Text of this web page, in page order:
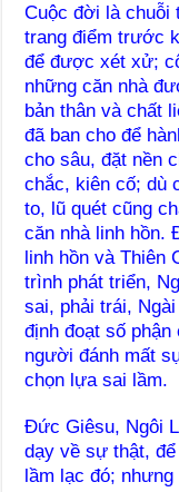
Cuộc đời là chuỗi
trang điểm trước
để được xét xử;
những căn nhà
bản thân và chất
đã ban cho để
cho sâu, đặt nền
chắc, kiên cố; dù
to, lũ quét cũng
căn nhà linh hồn.
linh hồn và Thiên
trình phát triển,
sai, phải trái,
định đoạt số
người đánh mất
chọn lựa sai lầm.
Đức Giêsu, Ngôi
dạy về sự thật,
lầm lạc đó; nhưng